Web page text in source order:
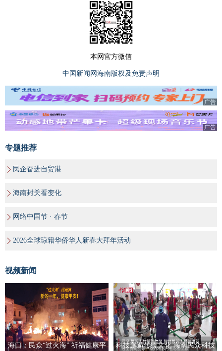
本网官方微信
中国新闻网海南版权及免责声明
广告
广告
专题推荐
民企奋进自贸港
海南封关看变化
网络中国节 · 春节
2026全球琼籍华侨华人新春大拜年活动
视频新闻
海口：民众“过火海” 祈福健康平
科技邂逅传统文化 海南民众科技